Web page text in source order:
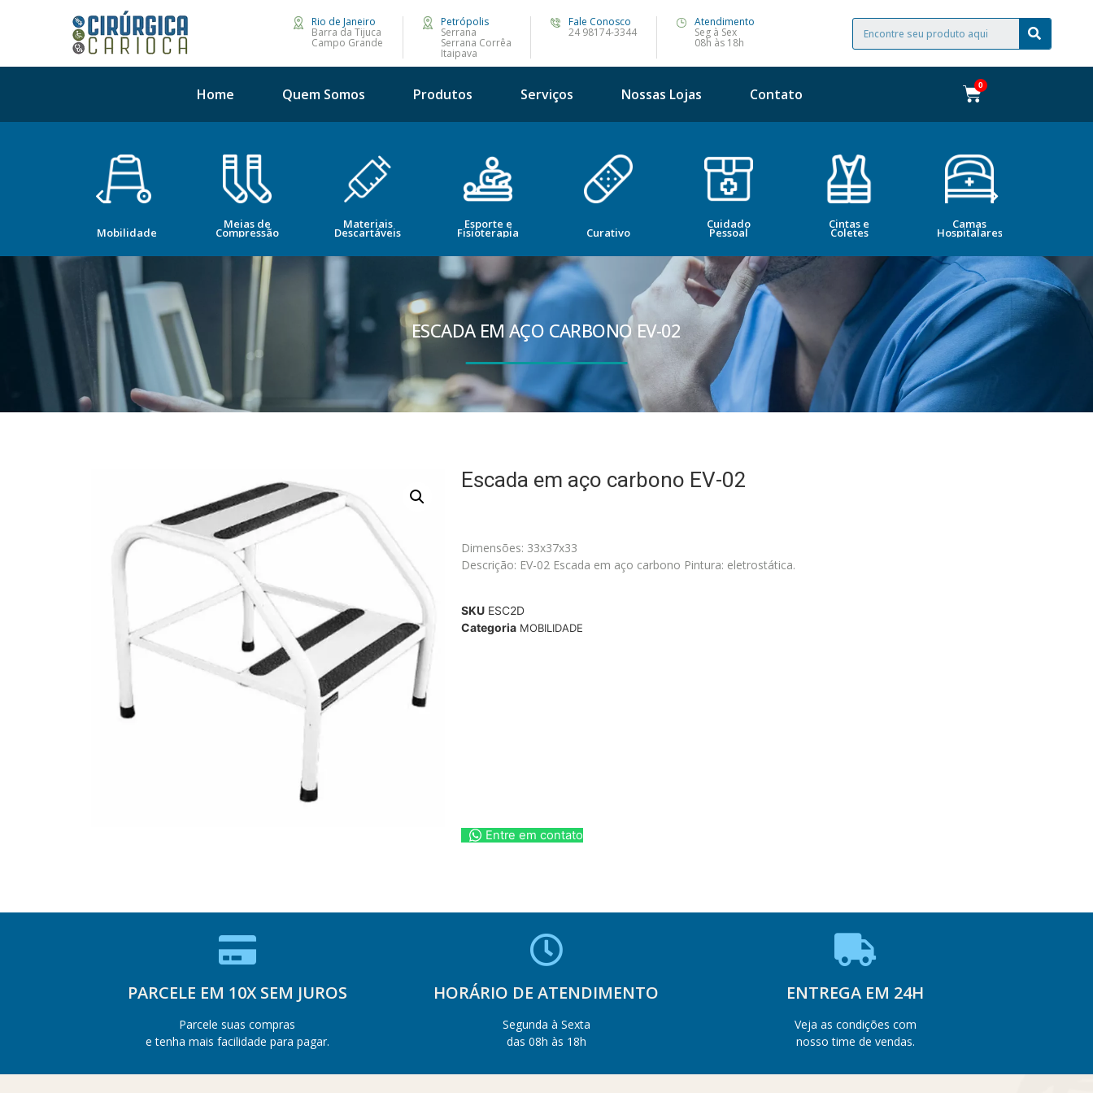
Rio de Janeiro
Barra da Tijuca
Campo Grande
Petrópolis
Serrana
Serrana Corrêa
Itaipava
Fale Conosco
24 98174-3344
Atendimento
Seg à Sex
08h às 18h
Home Quem Somos Produtos Serviços Nossas Lojas Contato
Mobilidade
Meias de
Compressão
Materiais
Descartáveis
Esporte e
Fisioterapia Curativo
Cuidado
Pessoal
Cintas e
Coletes
Camas
Hospitalares
ESCADA EM AÇO CARBONO EV-02
Escada em aço carbono EV-02
Dimensões: 33x37x33
Descrição: EV-02 Escada em aço carbono Pintura: eletrostática.
SKU ESC2D
Categoria MOBILIDADE
Entre em contato
PARCELE EM 10X SEM JUROS
Parcele suas compras
e tenha mais facilidade para pagar.
HORÁRIO DE ATENDIMENTO
Segunda à Sexta
das 08h às 18h
ENTREGA EM 24H
Veja as condições com
nosso time de vendas.